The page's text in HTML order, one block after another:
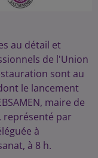
au détail et
de l'Union
sont au
le lancement
maire de
représenté par
à
à 8 h.